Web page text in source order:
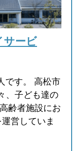
サービ
です。 高松市
、子ども達の
齢者施設にお
営していま